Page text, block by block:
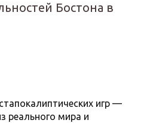
Бостона в
игр —
реального мира и